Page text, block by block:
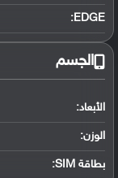
EDGE:
الجسم
الأبعاد:
الوزن:
بطاقة SIM: